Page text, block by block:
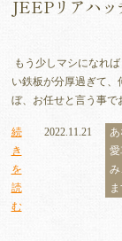
JEEPリアハ
もう少しマシになれ
い鉄板が分厚過ぎて
ぼ、お任せと言う事で
続
き
を
読
む
2022.11.21
愛
み
ま